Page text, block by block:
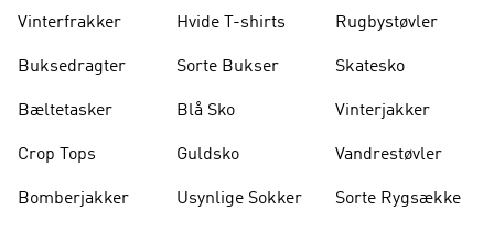
Vinterfrakker
Buksedragter
Bæltetasker
Crop Tops
Bomberjakker
Hvide T-shirts
Sorte Bukser
Blå Sko
Guldsko
Usynlige Sokker
Rugbystøvler
Skatesko
Vinterjakker
Vandrestøvler
Sorte Rygsække